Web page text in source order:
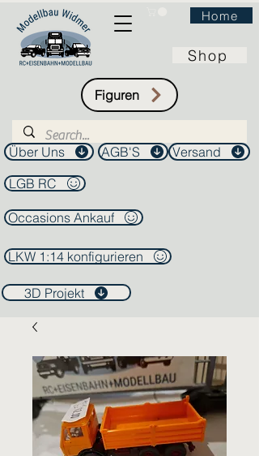
Home
Shop
Figuren
Über Uns AGB'S
Versand
LGB RC
Occasions Ankauf
LKW 1:14 konfigurieren
3D Projekt